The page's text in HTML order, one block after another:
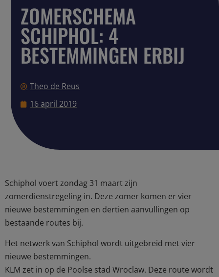
ZOMERSCHEMA
SCHIPHOL: 4
BESTEMMINGEN ERBIJ
Theo de Reus
16 april 2019
Schiphol voert zondag 31 maart zijn
zomerdienstregeling in. Deze zomer komen er vier
nieuwe bestemmingen en dertien aanvullingen op
bestaande routes bij.
Het netwerk van Schiphol wordt uitgebreid met vier
nieuwe bestemmingen.
KLM zet in op de Poolse stad Wroclaw. Deze route wordt